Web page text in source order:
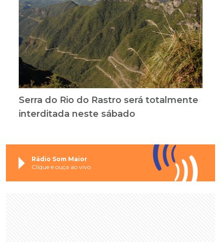
Serra do Rio do Rastro será totalmente
interditada neste sábado
Rádio Som Maior
Clique e ouça ao vivo